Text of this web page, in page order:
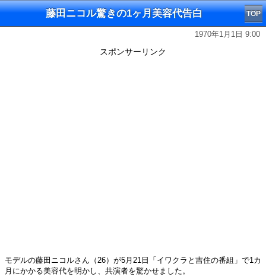
藤田ニコル驚きの1ヶ月美容代告白 TOP
1970年1月1日 9:00
スポンサーリンク
モデルの藤田ニコルさん（26）が5月21日「イワクラと吉住の番組」で1カ
月にかかる美容代を明かし、共演者を驚かせました。